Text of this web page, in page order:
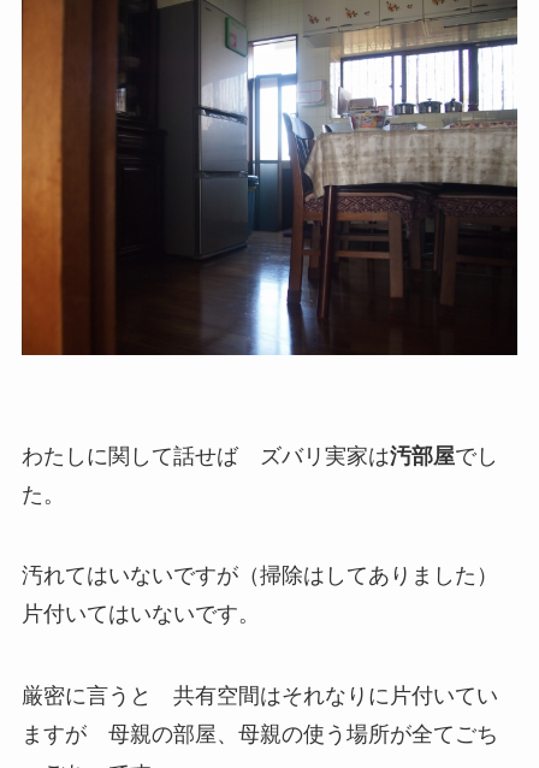
わたしに関して話せば ズバリ実家は汚部屋でし
た。
汚れてはいないですが（掃除はしてありました）
片付いてはいないです。
厳密に言うと 共有空間はそれなりに片付いてい
ますが 母親の部屋、母親の使う場所が全てごち